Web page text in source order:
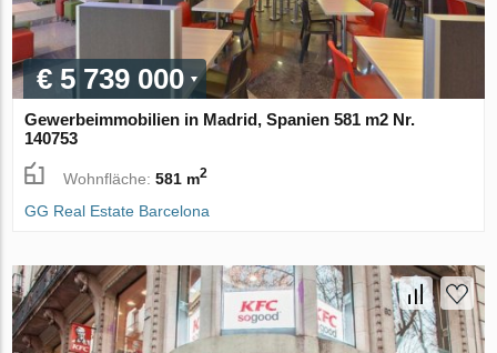
€ 5 739 000
Gewerbeimmobilien in Madrid, Spanien 581 m2 Nr.
140753
Wohnfläche:581 m2
GG Real Estate Barcelona